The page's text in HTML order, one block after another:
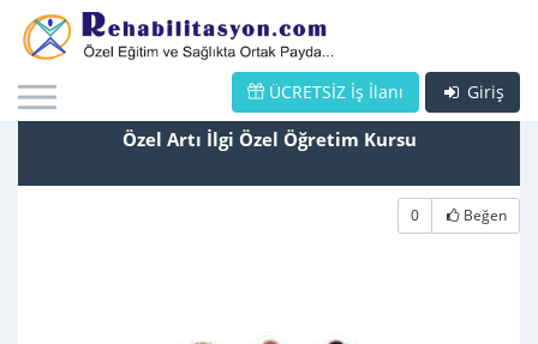
Giriş
ÜCRETSİZ İş İlanı
Özel Artı İlgi Özel Öğretim Kursu
0 Beğen